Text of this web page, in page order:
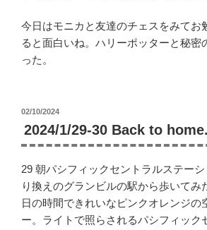
今日はモニカと友達のチェスをみてお
ると面白いね。ハリーポッターと秘密
った。
投
稿
日:
02/10/2024
2024/1/29-30 Back to home.
29 朝パシフィックセントラルステー
り換えのグランビルの駅から歩いてみ
日の時間できれいなピンクオレンジの
ー。ライトで照らされるパシフィック